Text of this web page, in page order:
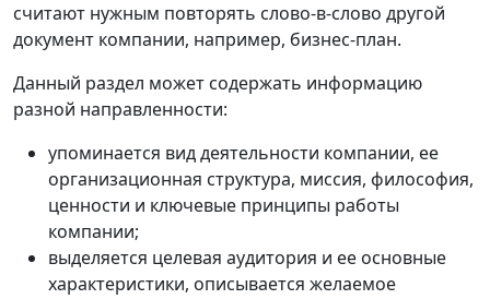
считают нужным повторять слово-в-слово другой
документ компании, например, бизнес-план.
Данный раздел может содержать информацию
разной направленности:
упоминается вид деятельности компании, ее
организационная структура, миссия, философия,
ценности и ключевые принципы работы
компании;
выделяется целевая аудитория и ее основные
характеристики, описывается желаемое